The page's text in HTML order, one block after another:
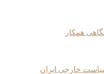
همکار
خارجی ایران